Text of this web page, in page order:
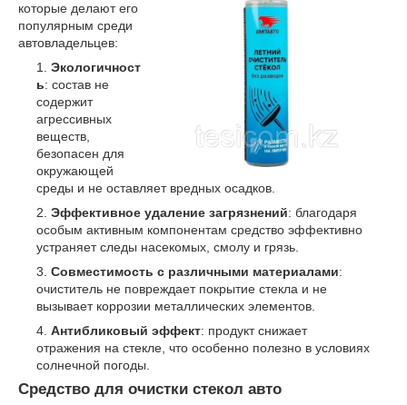
которые делают его
популярным среди
автовладельцев:
Экологичност
ь: состав не
содержит
агрессивных
веществ,
безопасен для
окружающей
среды и не оставляет вредных осадков.
Эффективное удаление загрязнений: благодаря
особым активным компонентам средство эффективно
устраняет следы насекомых, смолу и грязь.
Совместимость с различными материалами:
очиститель не повреждает покрытие стекла и не
вызывает коррозии металлических элементов.
Антибликовый эффект: продукт снижает
отражения на стекле, что особенно полезно в условиях
солнечной погоды.
Средство для очистки стекол авто